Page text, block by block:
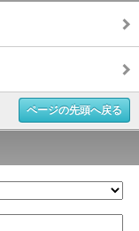
ページの先頭へ戻る